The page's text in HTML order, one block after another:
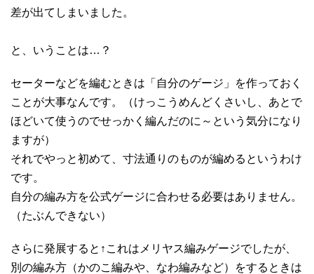
差が出てしまいました。
と、いうことは…？
セーターなどを編むときは「自分のゲージ」を作っておく
ことが大事なんです。（けっこうめんどくさいし、あとで
ほどいて使うのでせっかく編んだのに～という気分になり
ますが）
それでやっと初めて、寸法通りのものが編めるというわけ
です。
自分の編み方を公式ゲージに合わせる必要はありません。
（たぶんできない）
さらに発展すると↑これはメリヤス編みゲージでしたが、
別の編み方（かのこ編みや、なわ編みなど）をするときは